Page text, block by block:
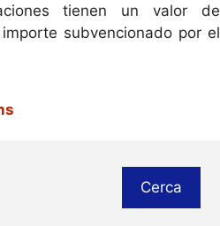
tienen un valor de
subvencionado por el
Cerca